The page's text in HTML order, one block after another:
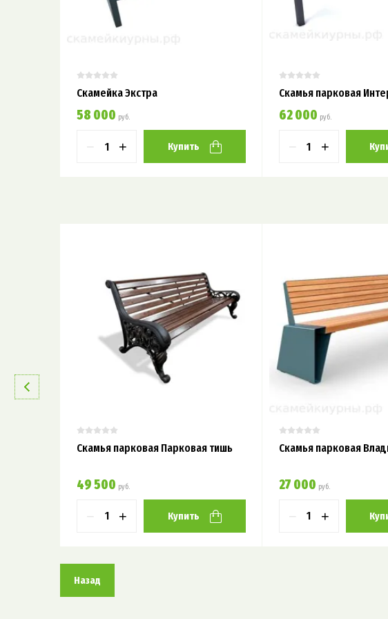
Скамейка Экстра
58 000 руб.
− + Купить
Скамья парковая
62 000 руб.
− +
Скамья парковая Парковая тишь
49 500 руб.
− + Купить
Скамья парковая
27 000 руб.
− +
Назад